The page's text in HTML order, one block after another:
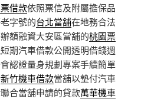
借款依照票信及附屬擔保品
字號的台北當舖在地務合法
額融資大安區當舖的桃園票
期汽車借款公開透明借錢週
認證量身規劃專案手續簡單
新竹機車借款當舖以墊付汽車
合當舖申請的貸款萬華機車